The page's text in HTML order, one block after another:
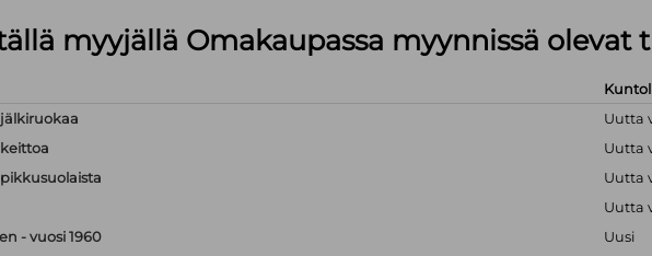
myyjällä Omakaupassa myynnissä olevat
Uutta
Uutta
Uutta
Uutta
- vuosi 1960
Uusi